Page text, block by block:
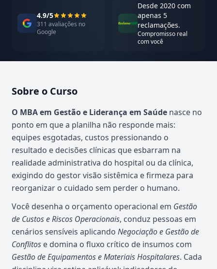
4.9/5
311 avaliações no
Google
Desde 2020 com
apenas 5
reclamações.
Compromisso real
com você
Sobre o Curso
Atualizado em abril de 2026
O MBA em Gestão e Liderança em Saúde nasce no
ponto em que a planilha não responde mais:
equipes esgotadas, custos pressionando o
resultado e decisões clínicas que esbarram na
realidade administrativa do hospital ou da clínica,
exigindo do gestor visão sistêmica e firmeza para
reorganizar o cuidado sem perder o humano.
Você desenha o orçamento operacional em Gestão
de Custos e Riscos Operacionais, conduz pessoas em
cenários sensíveis aplicando Negociação e Gestão de
Conflitos e domina o fluxo crítico de insumos com
Gestão de Equipamentos e Materiais Hospitalares. Cada